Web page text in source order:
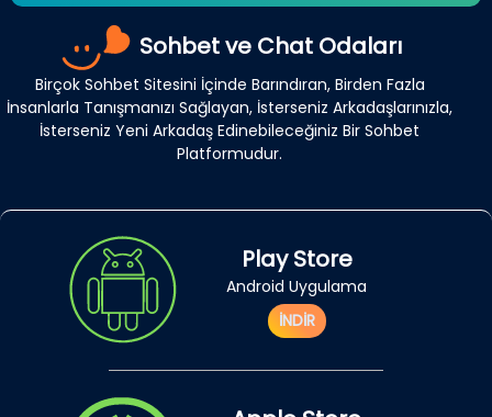
Sohbet ve Chat Odaları
Birçok Sohbet Sitesini İçinde Barındıran, Birden Fazla
İnsanlarla Tanışmanızı Sağlayan, İsterseniz Arkadaşlarınızla,
İsterseniz Yeni Arkadaş Edinebileceğiniz Bir Sohbet
Platformudur.
Play Store
Android Uygulama
İNDİR